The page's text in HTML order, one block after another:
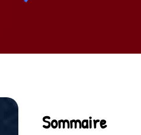
Sommaire